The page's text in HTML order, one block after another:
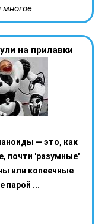
на прилавки
— это, как
почти 'разумные'
или копеечные
парой ...